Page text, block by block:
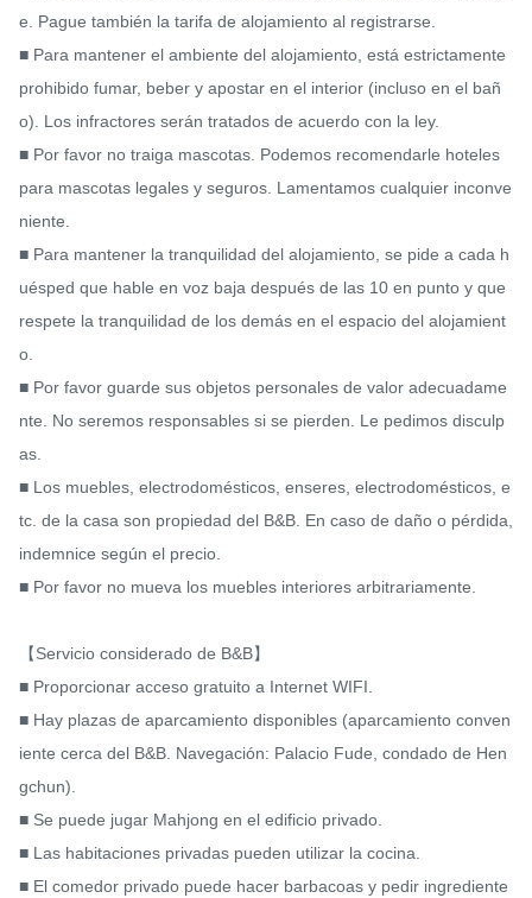
e. Pague también la tarifa de alojamiento al registrarse.
■ Para mantener el ambiente del alojamiento, está estrictamente
prohibido fumar, beber y apostar en el interior (incluso en el bañ
o). Los infractores serán tratados de acuerdo con la ley.
■ Por favor no traiga mascotas. Podemos recomendarle hoteles
para mascotas legales y seguros. Lamentamos cualquier inconve
niente.
■ Para mantener la tranquilidad del alojamiento, se pide a cada h
uésped que hable en voz baja después de las 10 en punto y que
respete la tranquilidad de los demás en el espacio del alojamient
o.
■ Por favor guarde sus objetos personales de valor adecuadame
nte. No seremos responsables si se pierden. Le pedimos disculp
as.
■ Los muebles, electrodomésticos, enseres, electrodomésticos, e
tc. de la casa son propiedad del B&B. En caso de daño o pérdida,
indemnice según el precio.
■ Por favor no mueva los muebles interiores arbitrariamente.
【Servicio considerado de B&B】
■ Proporcionar acceso gratuito a Internet WIFI.
■ Hay plazas de aparcamiento disponibles (aparcamiento conven
iente cerca del B&B. Navegación: Palacio Fude, condado de Hen
gchun).
■ Se puede jugar Mahjong en el edificio privado.
■ Las habitaciones privadas pueden utilizar la cocina.
■ El comedor privado puede hacer barbacoas y pedir ingrediente